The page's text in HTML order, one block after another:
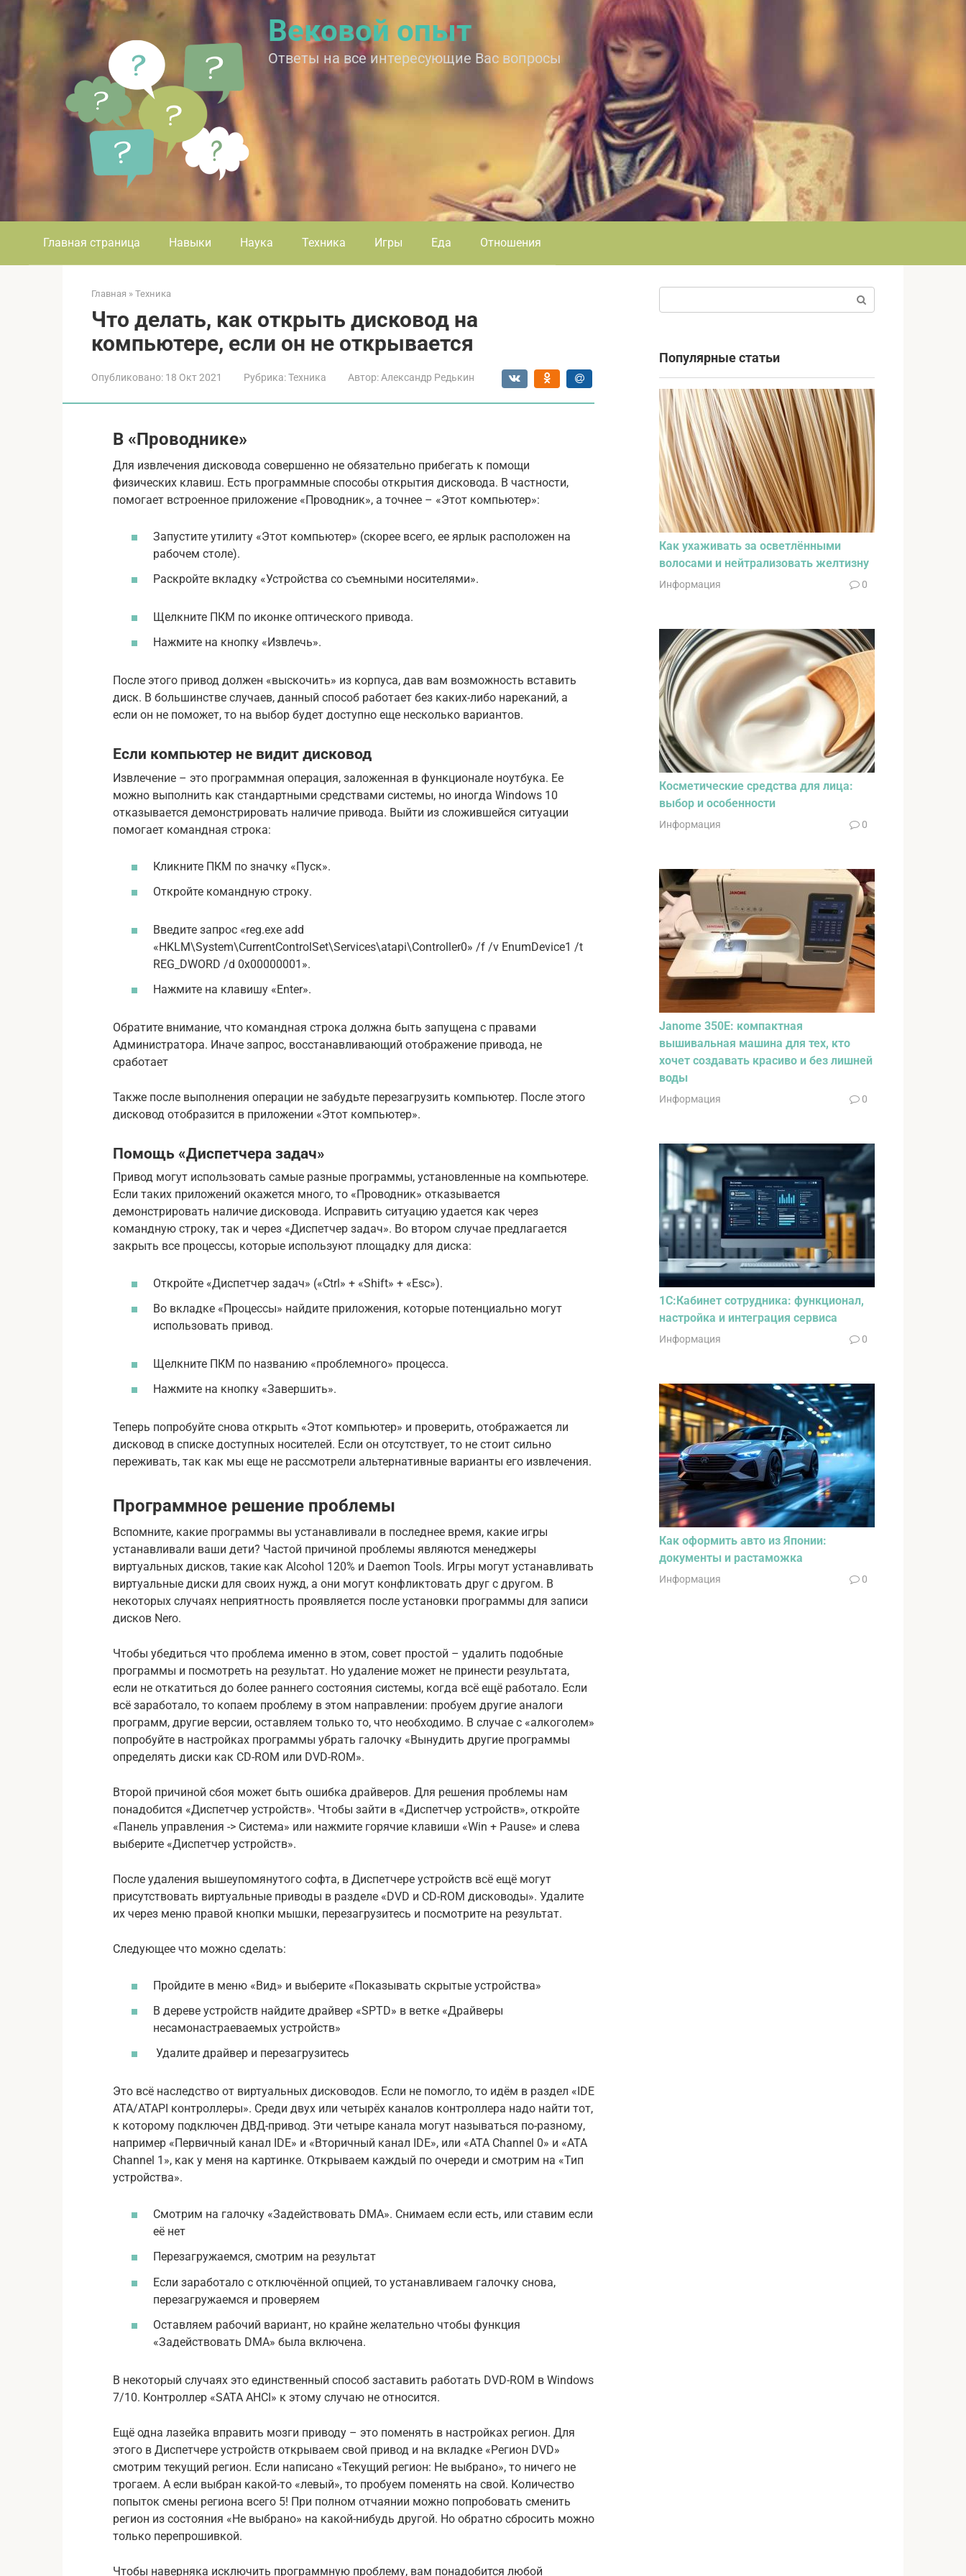
Вековой опыт
Ответы на все интересующие Вас вопросы
Главная страница Навыки Наука Техника Игры Еда Отношения
Главная » Техника
Что делать, как открыть дисковод на
компьютере, если он не открывается
Опубликовано: 18 Окт 2021 Рубрика:Техника Автор: Александр Редькин
В «Проводнике»
Для извлечения дисковода совершенно не обязательно прибегать к помощи
физических клавиш. Есть программные способы открытия дисковода. В частности,
помогает встроенное приложение «Проводник», а точнее – «Этот компьютер»:
Запустите утилиту «Этот компьютер» (скорее всего, ее ярлык расположен на
рабочем столе).
Раскройте вкладку «Устройства со съемными носителями».
Щелкните ПКМ по иконке оптического привода.
Нажмите на кнопку «Извлечь».
После этого привод должен «выскочить» из корпуса, дав вам возможность вставить
диск. В большинстве случаев, данный способ работает без каких-либо нареканий, а
если он не поможет, то на выбор будет доступно еще несколько вариантов.
Если компьютер не видит дисковод
Извлечение – это программная операция, заложенная в функционале ноутбука. Ее
можно выполнить как стандартными средствами системы, но иногда Windows 10
отказывается демонстрировать наличие привода. Выйти из сложившейся ситуации
помогает командная строка:
Кликните ПКМ по значку «Пуск».
Откройте командную строку.
Введите запрос «reg.exe add
«HKLM\System\CurrentControlSet\Services\atapi\Controller0» /f /v EnumDevice1 /t
REG_DWORD /d 0x00000001».
Нажмите на клавишу «Enter».
Обратите внимание, что командная строка должна быть запущена с правами
Администратора. Иначе запрос, восстанавливающий отображение привода, не
сработает
Также после выполнения операции не забудьте перезагрузить компьютер. После этого
дисковод отобразится в приложении «Этот компьютер».
Помощь «Диспетчера задач»
Привод могут использовать самые разные программы, установленные на компьютере.
Если таких приложений окажется много, то «Проводник» отказывается
демонстрировать наличие дисковода. Исправить ситуацию удается как через
командную строку, так и через «Диспетчер задач». Во втором случае предлагается
закрыть все процессы, которые используют площадку для диска:
Откройте «Диспетчер задач» («Ctrl» + «Shift» + «Esc»).
Во вкладке «Процессы» найдите приложения, которые потенциально могут
использовать привод.
Щелкните ПКМ по названию «проблемного» процесса.
Нажмите на кнопку «Завершить».
Теперь попробуйте снова открыть «Этот компьютер» и проверить, отображается ли
дисковод в списке доступных носителей. Если он отсутствует, то не стоит сильно
переживать, так как мы еще не рассмотрели альтернативные варианты его извлечения.
Программное решение проблемы
Вспомните, какие программы вы устанавливали в последнее время, какие игры
устанавливали ваши дети? Частой причиной проблемы являются менеджеры
виртуальных дисков, такие как Alcohol 120% и Daemon Tools. Игры могут устанавливать
виртуальные диски для своих нужд, а они могут конфликтовать друг с другом. В
некоторых случаях неприятность проявляется после установки программы для записи
дисков Nero.
Чтобы убедиться что проблема именно в этом, совет простой – удалить подобные
программы и посмотреть на результат. Но удаление может не принести результата,
если не откатиться до более раннего состояния системы, когда всё ещё работало. Если
всё заработало, то копаем проблему в этом направлении: пробуем другие аналоги
программ, другие версии, оставляем только то, что необходимо. В случае с «алкоголем»
попробуйте в настройках программы убрать галочку «Вынудить другие программы
определять диски как CD-ROM или DVD-ROM».
Второй причиной сбоя может быть ошибка драйверов. Для решения проблемы нам
понадобится «Диспетчер устройств». Чтобы зайти в «Диспетчер устройств», откройте
«Панель управления -> Система» или нажмите горячие клавиши «Win + Pause» и слева
выберите «Диспетчер устройств».
После удаления вышеупомянутого софта, в Диспетчере устройств всё ещё могут
присутствовать виртуальные приводы в разделе «DVD и CD-ROM дисководы». Удалите
их через меню правой кнопки мышки, перезагрузитесь и посмотрите на результат.
Следующее что можно сделать:
Пройдите в меню «Вид» и выберите «Показывать скрытые устройства»
В дереве устройств найдите драйвер «SPTD» в ветке «Драйверы
несамонастраеваемых устройств»
Удалите драйвер и перезагрузитесь
Это всё наследство от виртуальных дисководов. Если не помогло, то идём в раздел «IDE
ATA/ATAPI контроллеры». Среди двух или четырёх каналов контроллера надо найти тот,
к которому подключен ДВД-привод. Эти четыре канала могут называться по-разному,
например «Первичный канал IDE» и «Вторичный канал IDE», или «ATA Channel 0» и «ATA
Channel 1», как у меня на картинке. Открываем каждый по очереди и смотрим на «Тип
устройства».
Смотрим на галочку «Задействовать DMA». Снимаем если есть, или ставим если
её нет
Перезагружаемся, смотрим на результат
Если заработало с отключённой опцией, то устанавливаем галочку снова,
перезагружаемся и проверяем
Оставляем рабочий вариант, но крайне желательно чтобы функция
«Задействовать DMA» была включена.
В некоторый случаях это единственный способ заставить работать DVD-ROM в Windows
7/10. Контроллер «SATA AHCI» к этому случаю не относится.
Ещё одна лазейка вправить мозги приводу – это поменять в настройках регион. Для
этого в Диспетчере устройств открываем свой привод и на вкладке «Регион DVD»
смотрим текущий регион. Если написано «Текущий регион: Не выбрано», то ничего не
трогаем. А если выбран какой-то «левый», то пробуем поменять на свой. Количество
попыток смены региона всего 5! При полном отчаянии можно попробовать сменить
регион из состояния «Не выбрано» на какой-нибудь другой. Но обратно сбросить можно
только перепрошивкой.
Чтобы наверняка исключить программную проблему, вам понадобится любой
Популярные статьи
Как ухаживать за осветлёнными
волосами и нейтрализовать желтизну
Информация 0
Косметические средства для лица:
выбор и особенности
Информация 0
Janome 350E: компактная
вышивальная машина для тех, кто
хочет создавать красиво и без лишней
воды
Информация 0
1С:Кабинет сотрудника: функционал,
настройка и интеграция сервиса
Информация 0
Как оформить авто из Японии:
документы и растаможка
Информация 0